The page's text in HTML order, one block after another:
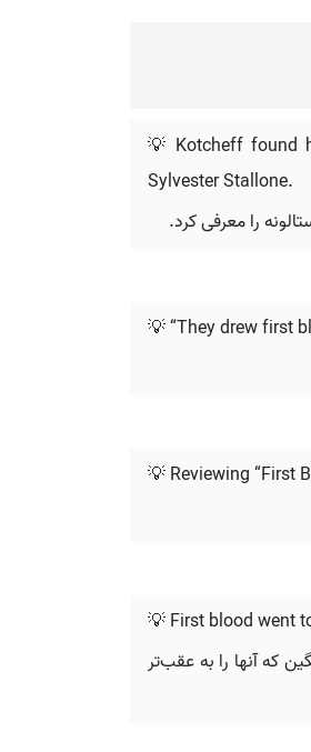
💡 Kotcheff found
Sylvester Stallone.
💡 “They drew first
💡 Reviewing “First
💡 First blood went
که آنها را به عقب‌تر